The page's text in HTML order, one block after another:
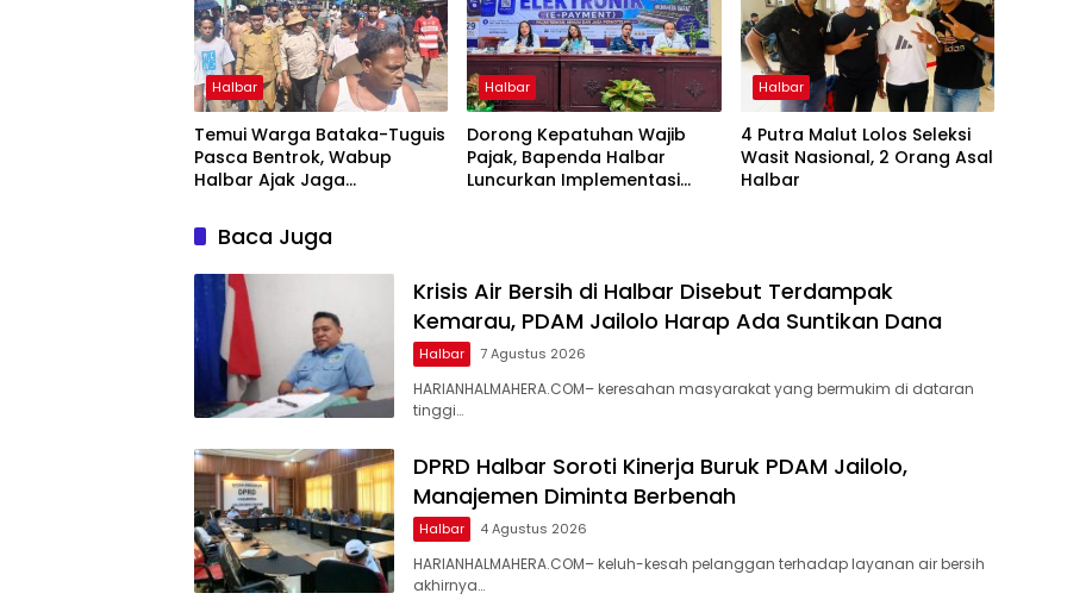
Halbar
Temui Warga Bataka-Tuguis
Pasca Bentrok, Wabup
Halbar Ajak Jaga
Halbar
Dorong Kepatuhan Wajib
Pajak, Bapenda Halbar
Luncurkan Implementasi
Halbar
4 Putra Malut Lolos Seleksi
Wasit Nasional, 2 Orang Asal
Halbar
Baca Juga
Krisis Air Bersih di Halbar Disebut Terdampak
Kemarau, PDAM Jailolo Harap Ada Suntikan Dana
Halbar 7 Agustus 2026
HARIANHALMAHERA.COM– keresahan masyarakat yang bermukim di dataran
tinggi…
DPRD Halbar Soroti Kinerja Buruk PDAM Jailolo,
Manajemen Diminta Berbenah
Halbar 4 Agustus 2026
HARIANHALMAHERA.COM– keluh-kesah pelanggan terhadap layanan air bersih
akhirnya…